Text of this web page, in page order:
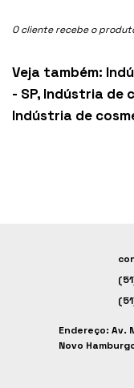
O cliente recebe o
Veja também:
- SP, Indústria de
Indústria de
Endereço: Av.
Novo